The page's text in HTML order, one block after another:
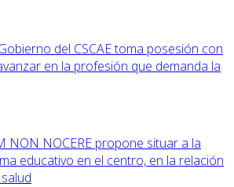
del CSCAE toma posesión con
en la profesión que demanda la
NON NOCERE propone situar a la
educativo en el centro, en la relación